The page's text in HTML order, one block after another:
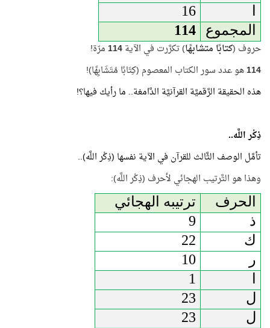
16
المجموع
114
حروف (كتابًا متشابهًا) تكرَّرت في الآية114مرّة!
114هو عدد سور الكتاب المعصوم (كِتَابًا مُتَشَابِهًا)!
هذه الحقيقة الرَّقميَّة القرآنيَّة الدَّامغة.. ما رأيك فيها؟!
ذِكْر اللَّه..
تأمَّل الوصف الثَّالث للقرآن في الآية نفسها (ذِكْر اللَّه)..
وهذا هو التَّرتيب الهجائي لأحرف (ذِكْر اللَّه):
الحرف
ترتيبه الهجائي
ذ
9
ك
22
ر
10
1
ل
23
ل
23